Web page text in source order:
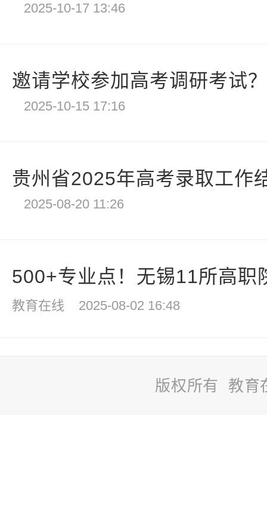
2025-10-17 13:46
邀请学校参加高考调研考试
2025-10-15 17:16
贵州省2025年高考录取工作
2025-08-20 11:26
500+专业点！无锡11所高职
教育在线 2025-08-02 16:48
版权所有 教育